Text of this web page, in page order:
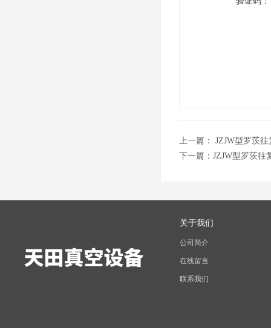
上一篇： JZJW型罗茨
下一篇： JZJW型罗茨往
关于我们
公司简介
在线留言
联系我们